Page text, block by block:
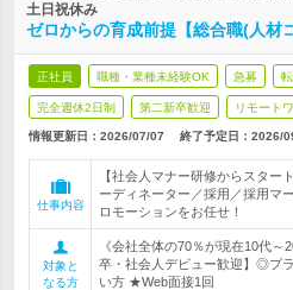
土日祝休み
ゼロからの育成前提【総合職(人材
正社員 職種・業種未経験OK 急募
完全週休2日制 第二新卒歓迎 リモート
情報更新日：2026/07/07 終了予定日： 2026/
仕事内容
【社会人マナー研修からスター
ーディネーター／採用／採用マ
ロモーションをお任せ！
対象と
なる方
《会社全体の70％が現在10代
卒・社会人デビュー歓迎】◎プ
い方 ★Web面接1回